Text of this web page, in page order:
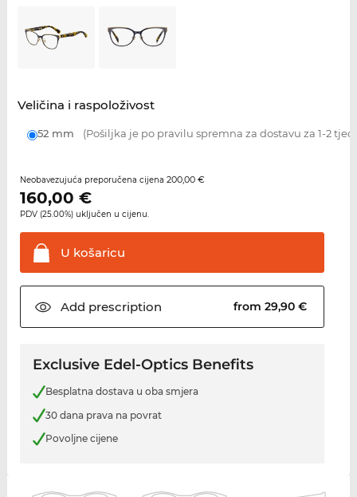
Veličina i raspoloživost
52 mm (Pošiljka je po pravilu spremna za dostavu za 1-2
Neobavezujuća preporučena cijena 200,00 €
160,00 €
PDV (25.00%) uključen u cijenu.
U košaricu
Add prescription from 29,90 €
Exclusive Edel-Optics Benefits
Besplatna dostava u oba smjera
30 dana prava na povrat
Povoljne cijene